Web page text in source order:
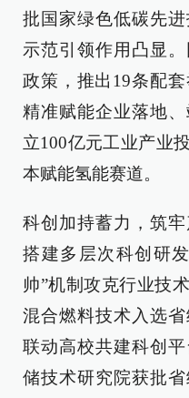
批国家绿色低碳先
示范引领作用凸显
政策，推出19条配
精准赋能企业落地
立100亿元工业产业
本赋能氢能赛道。
科创加持蓄力，筑
搭建多层次科创研
帅”机制攻克行业技
混合燃料技术入选
联动高校共建科创
储技术研究院获批